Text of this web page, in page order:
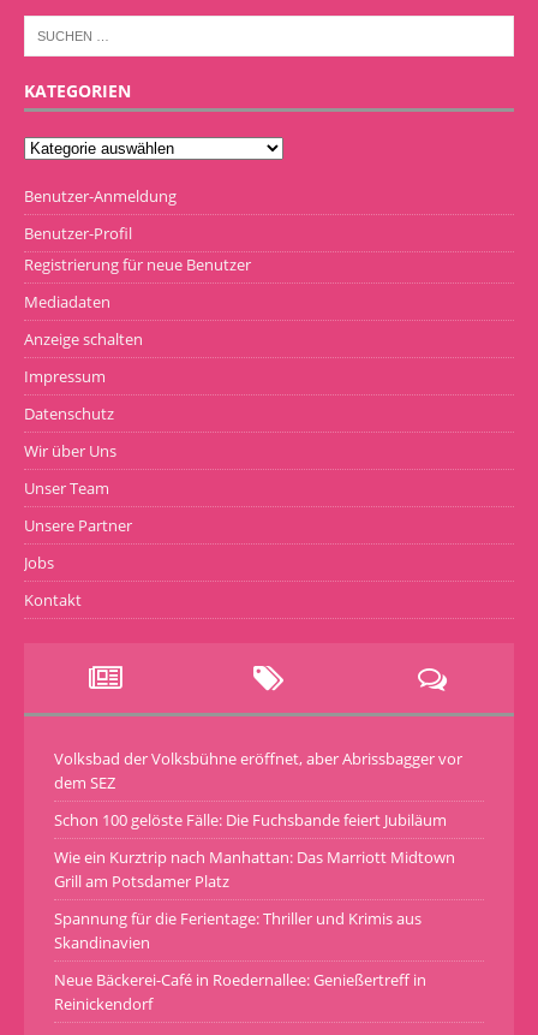
KATEGORIEN
Benutzer-Anmeldung
Benutzer-Profil
Registrierung für neue Benutzer
Mediadaten
Anzeige schalten
Impressum
Datenschutz
Wir über Uns
Unser Team
Unsere Partner
Jobs
Kontakt
Volksbad der Volksbühne eröffnet, aber Abrissbagger vor
dem SEZ
Schon 100 gelöste Fälle: Die Fuchsbande feiert Jubiläum
Wie ein Kurztrip nach Manhattan: Das Marriott Midtown
Grill am Potsdamer Platz
Spannung für die Ferientage: Thriller und Krimis aus
Skandinavien
Neue Bäckerei-Café in Roedernallee: Genießertreff in
Reinickendorf